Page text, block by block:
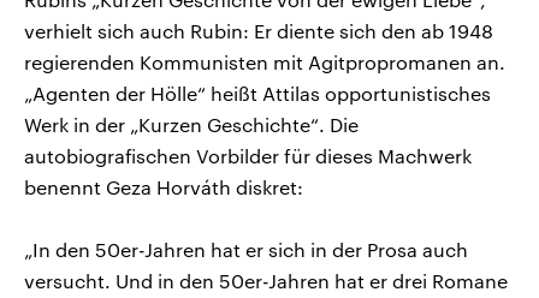
verhielt sich auch Rubin: Er diente sich den ab 1948
regierenden Kommunisten mit Agitpropromanen an.
„Agenten der Hölle“ heißt Attilas opportunistisches
Werk in der „Kurzen Geschichte“. Die
autobiografischen Vorbilder für dieses Machwerk
benennt Geza Horváth diskret:
„In den 50er-Jahren hat er sich in der Prosa auch
versucht. Und in den 50er-Jahren hat er drei Romane